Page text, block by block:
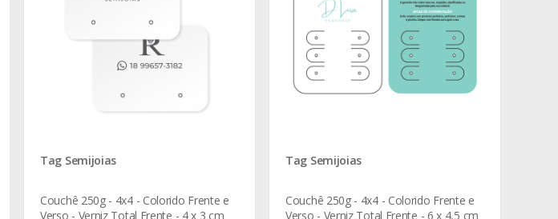
Tag Semijoias
Couchê 250g - 4x4 - Colorido Frente e
Verso - Verniz Total Frente - 4 x 3 cm
Tag Semijoias
Couchê 250g - 4x4 - Colorido Frente e
Verso - Verniz Total Frente - 6 x 4,5 cm